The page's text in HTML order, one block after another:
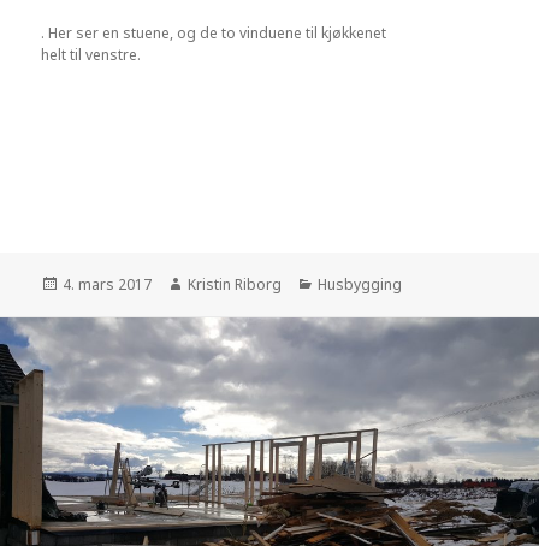
. Her ser en stuene, og de to vinduene til kjøkkenet
helt til venstre.
Publisert
4. mars 2017 Forfatter
Kristin Riborg Kategorier
Husbygging